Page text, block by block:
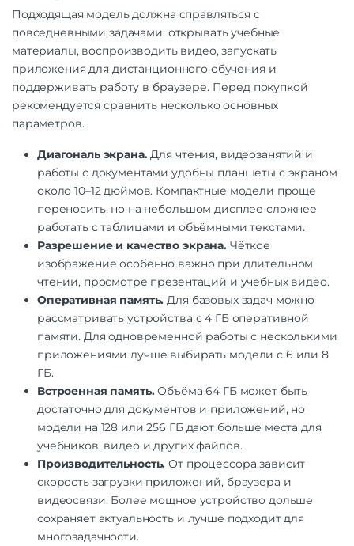
Подходящая модель должна справляться с
повседневными задачами: открывать учебные
материалы, воспроизводить видео, запускать
приложения для дистанционного обучения и
поддерживать работу в браузере. Перед покупкой
рекомендуется сравнить несколько основных
параметров.
Диагональ экрана.Для чтения, видеозанятий и
работы с документами удобны планшеты с экраном
около 10–12 дюймов. Компактные модели проще
переносить, но на небольшом дисплее сложнее
работать с таблицами и объёмными текстами.
Разрешение и качество экрана.Чёткое
изображение особенно важно при длительном
чтении, просмотре презентаций и учебных видео.
Оперативная память. Для базовых задач можно
рассматривать устройства с 4 ГБ оперативной
памяти. Для одновременной работы с несколькими
приложениями лучше выбирать модели с 6 или 8
ГБ.
Встроенная память.Объёма 64 ГБ может быть
достаточно для документов и приложений, но
модели на 128 или 256 ГБ дают больше места для
учебников, видео и других файлов.
Производительность. От процессора зависит
скорость загрузки приложений, браузера и
видеосвязи. Более мощное устройство дольше
сохраняет актуальность и лучше подходит для
многозадачности.